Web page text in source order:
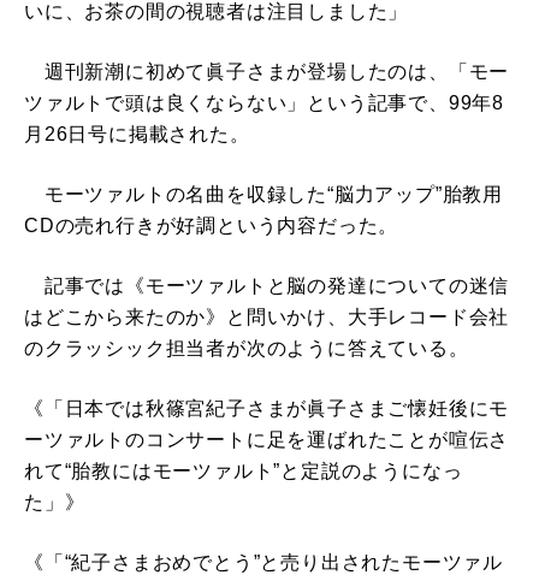
いに、お茶の間の視聴者は注目しました」
週刊新潮に初めて眞子さまが登場したのは、「モー
ツァルトで頭は良くならない」という記事で、99年8
月26日号に掲載された。
モーツァルトの名曲を収録した“脳力アップ”胎教用
CDの売れ行きが好調という内容だった。
記事では《モーツァルトと脳の発達についての迷信
はどこから来たのか》と問いかけ、大手レコード会社
のクラッシック担当者が次のように答えている。
《「日本では秋篠宮紀子さまが眞子さまご懐妊後にモ
ーツァルトのコンサートに足を運ばれたことが喧伝さ
れて“胎教にはモーツァルト”と定説のようになっ
た」》
《「“紀子さまおめでとう”と売り出されたモーツァル